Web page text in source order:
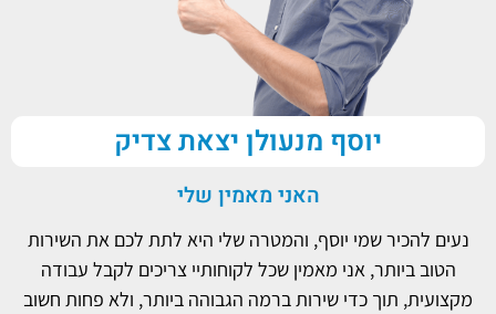
יוסף מנעולן יצאת צדיק
האני מאמין שלי
נעים להכיר שמי יוסף, והמטרה שלי היא לתת לכם את השירות
הטוב ביותר, אני מאמין שכל לקוחותיי צריכים לקבל עבודה
מקצועית, תוך כדי שירות ברמה הגבוהה ביותר, ולא פחות חשוב